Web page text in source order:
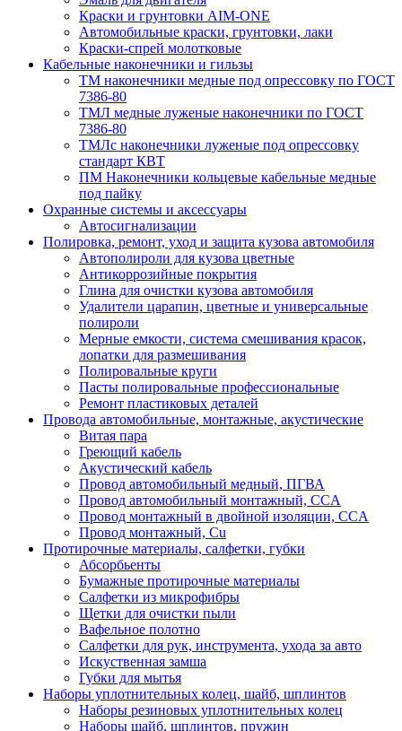
Краски и грунтовки AIM-ONE
Автомобильные краски, грунтовки, лаки
Краски-спрей молотковые
Кабельные наконечники и гильзы
ТМ наконечники медные под опрессовку по ГОСТ
7386-80
ТМЛ медные луженые наконечники по ГОСТ
7386-80
ТМЛс наконечники луженые под опрессовку
стандарт КВТ
ПМ Наконечники кольцевые кабельные медные
под пайку
Охранные системы и аксессуары
Автосигнализации
Полировка, ремонт, уход и защита кузова автомобиля
Автополироли для кузова цветные
Антикоррозийные покрытия
Глина для очистки кузова автомобиля
Удалители царапин, цветные и универсальные
полироли
Мерные емкости, система смешивания красок,
лопатки для размешивания
Полировальные круги
Пасты полировальные профессиональные
Ремонт пластиковых деталей
Провода автомобильные, монтажные, акустические
Витая пара
Греющий кабель
Акустический кабель
Провод автомобильный медный, ПГВА
Провод автомобильный монтажный, CCA
Провод монтажный в двойной изоляции, CCA
Провод монтажный, Cu
Протирочные материалы, салфетки, губки
Абсорбьенты
Бумажные протирочные материалы
Салфетки из микрофибры
Щетки для очистки пыли
Вафельное полотно
Салфетки для рук, инструмента, ухода за авто
Искуственная замша
Губки для мытья
Наборы уплотнительных колец, шайб, шплинтов
Наборы резиновых уплотнительных колец
Наборы шайб, шплинтов, пружин